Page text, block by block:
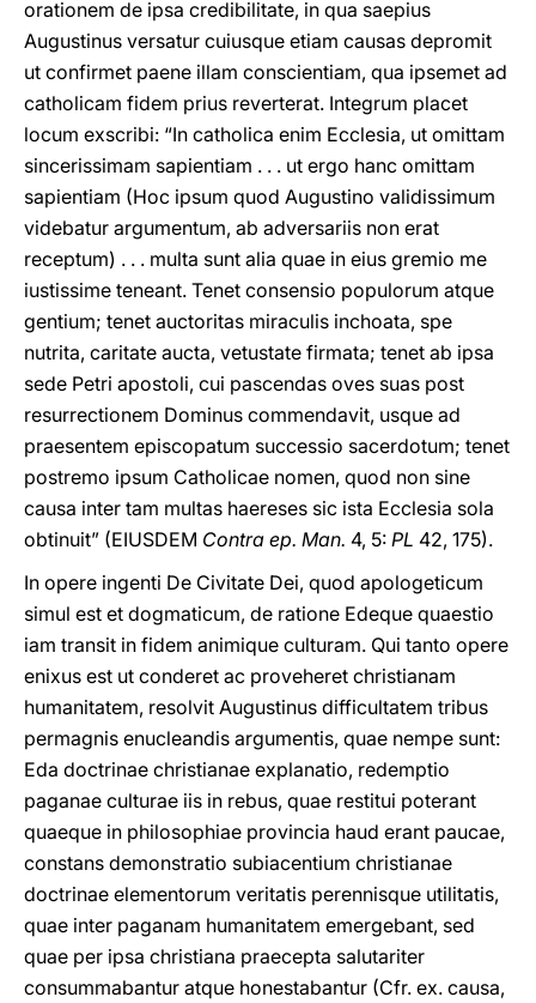
orationem de ipsa credibilitate, in qua saepius
Augustinus versatur cuiusque etiam causas depromit
ut confirmet paene illam conscientiam, qua ipsemet ad
catholicam fidem prius reverterat. Integrum placet
locum exscribi: “In catholica enim Ecclesia, ut omittam
sincerissimam sapientiam . . . ut ergo hanc omittam
sapientiam (Hoc ipsum quod Augustino validissimum
videbatur argumentum, ab adversariis non erat
receptum) . . . multa sunt alia quae in eius gremio me
iustissime teneant. Tenet consensio populorum atque
gentium; tenet auctoritas miraculis inchoata, spe
nutrita, caritate aucta, vetustate firmata; tenet ab ipsa
sede Petri apostoli, cui pascendas oves suas post
resurrectionem Dominus commendavit, usque ad
praesentem episcopatum successio sacerdotum; tenet
postremo ipsum Catholicae nomen, quod non sine
causa inter tam multas haereses sic ista Ecclesia sola
obtinuit” (EIUSDEM Contra ep. Man. 4, 5: PL 42, 175).
In opere ingenti De Civitate Dei, quod apologeticum
simul est et dogmaticum, de ratione Edeque quaestio
iam transit in fidem animique culturam. Qui tanto opere
enixus est ut conderet ac proveheret christianam
humanitatem, resolvit Augustinus difficultatem tribus
permagnis enucleandis argumentis, quae nempe sunt:
Eda doctrinae christianae explanatio, redemptio
paganae culturae iis in rebus, quae restitui poterant
quaeque in philosophiae provincia haud erant paucae,
constans demonstratio subiacentium christianae
doctrinae elementorum veritatis perennisque utilitatis,
quae inter paganam humanitatem emergebant, sed
quae per ipsa christiana praecepta salutariter
consummabantur atque honestabantur (Cfr. ex. causa,